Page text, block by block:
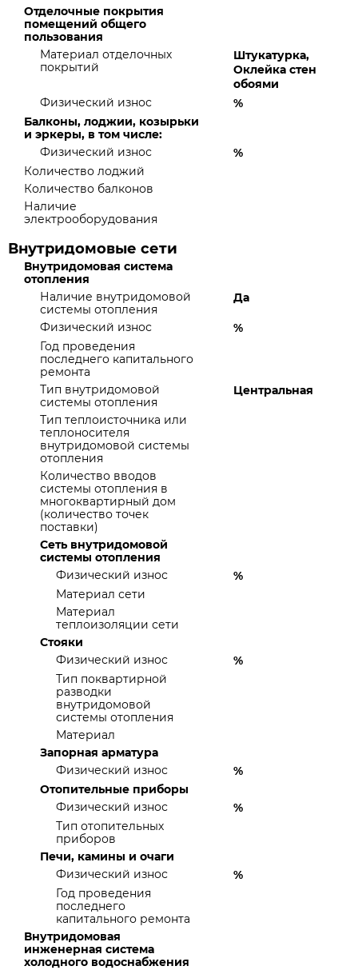
Отделочные покрытия
помещений общего
пользования
Материал отделочных
покрытий
Штукатурка,
Оклейка стен
обоями
Физический износ
%
Балконы, лоджии, козырьки
и эркеры, в том числе:
Физический износ
%
Количество лоджий
Количество балконов
Наличие
электрооборудования
Внутридомовые сети
Внутридомовая система
отопления
Наличие внутридомовой
системы отопления
Да
Физический износ
%
Год проведения
последнего капитального
ремонта
Тип внутридомовой
системы отопления
Центральная
Тип теплоисточника или
теплоносителя
внутридомовой системы
отопления
Количество вводов
системы отопления в
многоквартирный дом
(количество точек
поставки)
Сеть внутридомовой
системы отопления
Физический износ
%
Материал сети
Материал
теплоизоляции сети
Стояки
Физический износ
%
Тип поквартирной
разводки
внутридомовой
системы отопления
Материал
Запорная арматура
Физический износ
%
Отопительные приборы
Физический износ
%
Тип отопительных
приборов
Печи, камины и очаги
Физический износ
%
Год проведения
последнего
капитального ремонта
Внутридомовая
инженерная система
холодного водоснабжения